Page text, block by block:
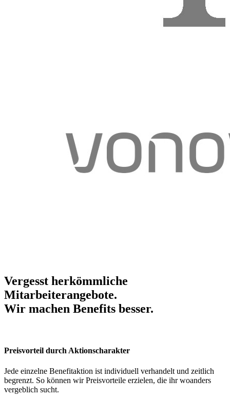
Vergesst herkömmliche
Mitarbeiterangebote.
Wir machen Benefits besser.
Preisvorteil durch Aktionscharakter
Jede einzelne Benefitaktion ist individuell verhandelt und zeitlich
begrenzt. So können wir Preisvorteile erzielen, die ihr woanders
vergeblich sucht.